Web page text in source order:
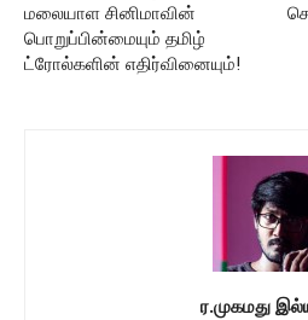
மலையாள சினிமாவின்
பொறுப்பின்மையும் தமிழ்
ட்ரோல்களின் எதிர்வினையும்!
ர.முகமது